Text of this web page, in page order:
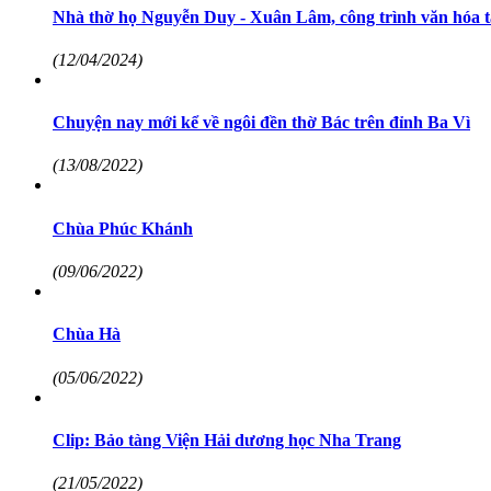
Nhà thờ họ Nguyễn Duy - Xuân Lâm, công trình văn hóa
(12/04/2024)
Chuyện nay mới kể về ngôi đền thờ Bác trên đỉnh Ba Vì
(13/08/2022)
Chùa Phúc Khánh
(09/06/2022)
Chùa Hà
(05/06/2022)
Clip: Bảo tàng Viện Hải dương học Nha Trang
(21/05/2022)